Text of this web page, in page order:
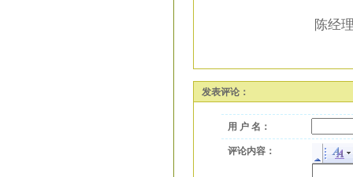
陈经
发表评论：
用 户 名：
评论内容：